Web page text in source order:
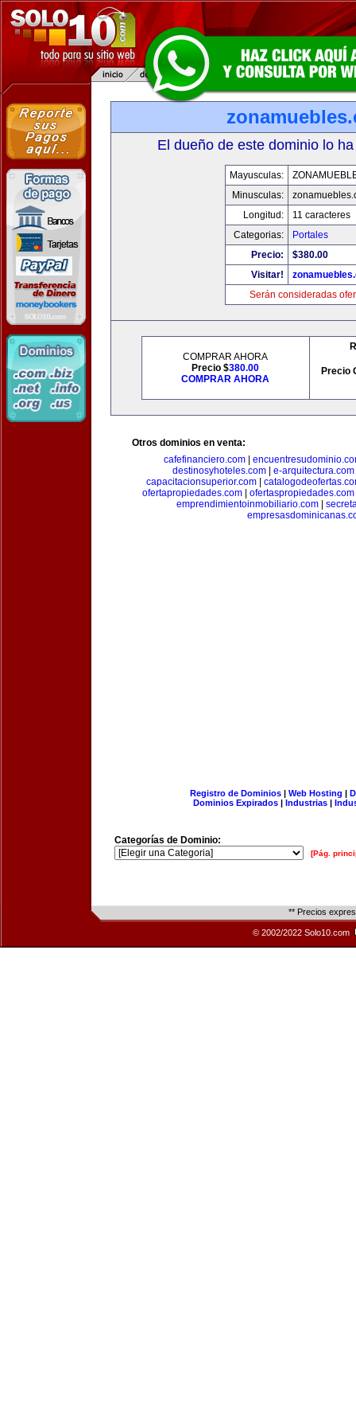
El dueño de este dominio lo
Mayusculas:
Minusculas:
Longitud:
11 caracteres
Categorias:
Portales
Precio:
$380.00
Visitar!
Serán consideradas
COMPRAR AHORA
Precio $380.00
COMPRAR AHORA
Precio
Otros dominios en venta:
cafefinanciero.com
destinosyhoteles.com
e-arquitectura.com
capacitacionsuperior.com
ofertapropiedades.com
ofertaspropiedades.com
emprendimientoinmobiliario.com|
Registro de Dominios| Web Hosting |
Dominios Expirados | Industrias |
Categorías de Dominio:
[Pág.
** Precios
© 2002/2022 Solo10.com